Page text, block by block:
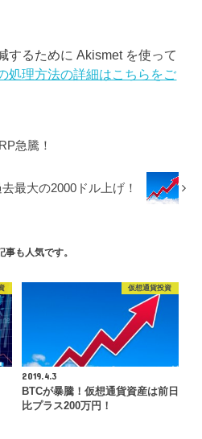
するために Akismet を使って
処理方法の詳細はこちらをご
急騰！
最大の2000ドル上げ！
事も人気です。
仮想通貨投資
2019.4.3
BTCが暴騰！仮想通貨資産は前日
比プラス200万円！